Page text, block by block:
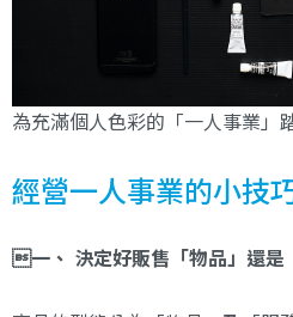
為充滿個人色彩的「一人事業」
經營一人事業的小技
一、 決定好販售「物品」還是